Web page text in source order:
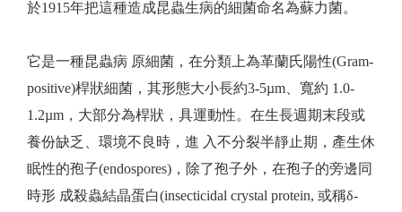
於1915年把這種造成昆蟲生病的細菌命名為蘇力菌。
它是一種昆蟲病 原細菌，在分類上為革蘭氏陽性(Gram-
positive)桿狀細菌，其形態大小長約3-5µm、寬約 1.0-
1.2µm，大部分為桿狀，具運動性。在生長週期末段或
養份缺乏、環境不良時，進 入不分裂半靜止期，產生休
眠性的孢子(endospores)，除了孢子外，在孢子的旁邊同
時形 成殺蟲結晶蛋白(insecticidal crystal protein, 或稱δ-